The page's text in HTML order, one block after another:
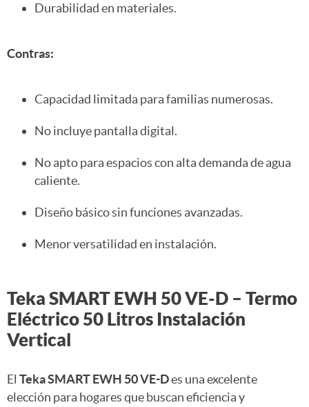
Durabilidad en materiales.
Contras:
Capacidad limitada para familias numerosas.
No incluye pantalla digital.
No apto para espacios con alta demanda de agua
caliente.
Diseño básico sin funciones avanzadas.
Menor versatilidad en instalación.
Teka SMART EWH 50 VE-D – Termo
Eléctrico 50 Litros Instalación
Vertical
El Teka SMART EWH 50 VE-Des una excelente
elección para hogares que buscan eficiencia y